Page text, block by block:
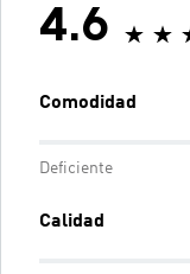
4.6
Comodidad
Deficiente
Calidad